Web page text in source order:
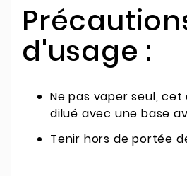
d'usage :
Ne pas vaper seul,
dilué avec une base
Tenir hors de portée